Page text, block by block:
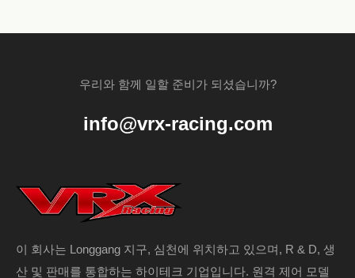
우리와 함께 일할 준비가 되셨습니까?
info@vrx-racing.com
이 회사는 Longgang 지구, 심천에 위치하고 있으며, R & D, 생
산 및 판매를 통합하는 하이테크 기업입니다. 원격 제어 모델